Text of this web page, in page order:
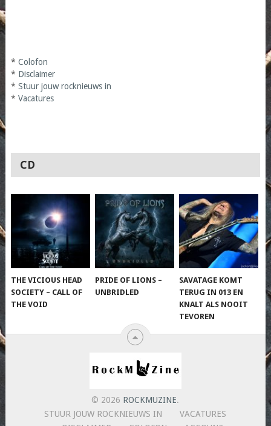
* Colofon
* Disclaimer
* Stuur jouw rocknieuws in
* Vacatures
CD
THE VICIOUS HEAD
SOCIETY – CALL OF
THE VOID
PRIDE OF LIONS –
UNBRIDLED
SAVATAGE KOMT
TERUG IN 013 EN
KNALT ALS NOOIT
TEVOREN
© 2026 ROCKMUZINE.
STUUR JOUW ROCKNIEUWS IN
VACATURES